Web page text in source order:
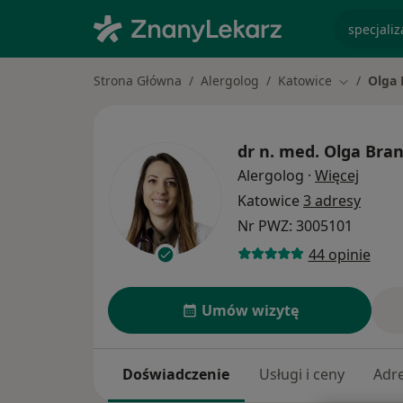
Strona Główna Alergolog Katowice ZmieńOlga
dr n. med. Olga
Alergolog · Więcej
Katowice 3 adresy
Nr PWZ: 3005101
44 opinie
Umów wizytę
Doświadczenie Usługi i ceny